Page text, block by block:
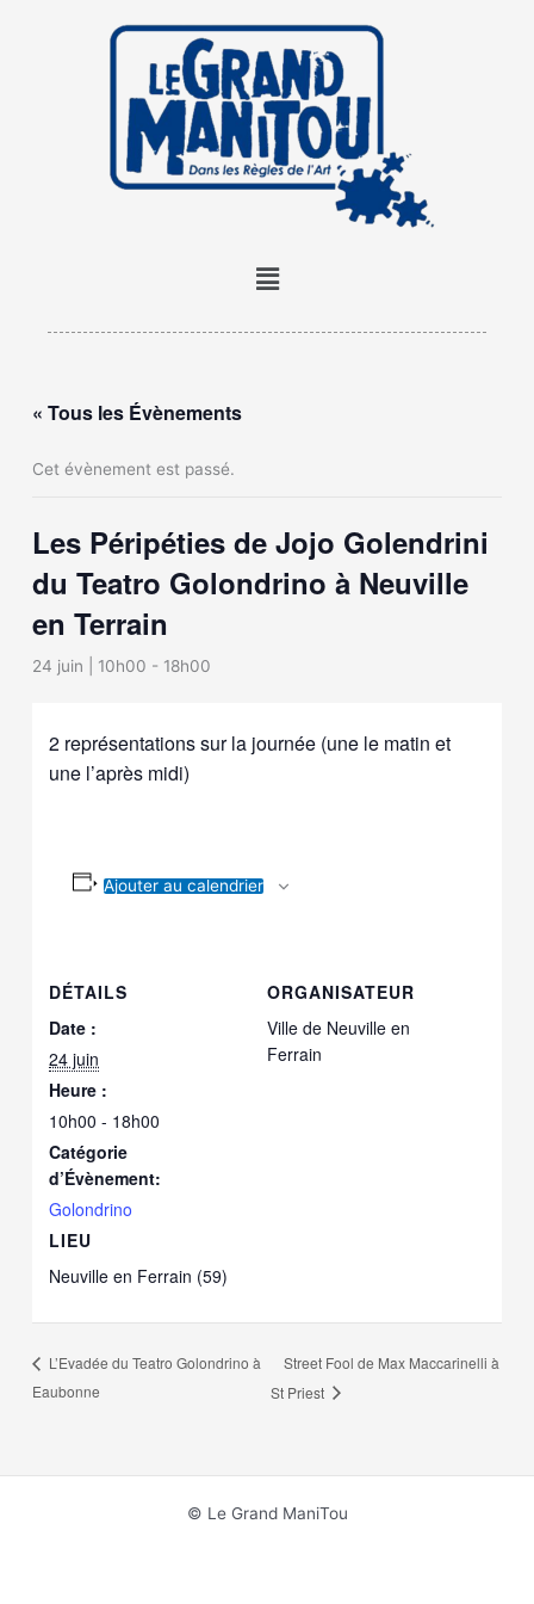
Menu
« Tous les Évènements
Cet évènement est passé.
Les Péripéties de Jojo Golendrini
du Teatro Golondrino à Neuville
en Terrain
24 juin | 10h00 - 18h00
2 représentations sur la journée (une le matin et
une l’après midi)
Ajouter au calendrier
DÉTAILS
Date :
24 juin
Heure :
10h00 - 18h00
Catégorie
d’Évènement:
Golondrino
LIEU
Neuville en Ferrain (59)
ORGANISATEUR
Ville de Neuville en
Ferrain
L’Evadée du Teatro Golondrino à
Eaubonne
Street Fool de Max Maccarinelli à
St Priest
© Le Grand ManiTou